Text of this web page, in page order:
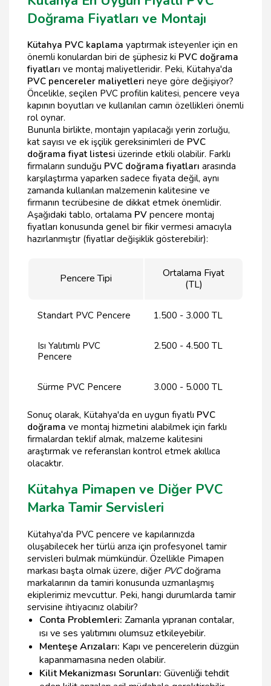
Doğrama Fiyatları ve Montajı
Kütahya PVC kaplama yaptırmak isteyenler için en
önemli konulardan biri de şüphesiz ki PVC doğrama
fiyatları ve montaj maliyetleridir. Peki, Kütahya'da
PVC pencereler maliyetleri neye göre değişiyor?
Öncelikle, seçilen PVC profilin kalitesi, pencere veya
kapının boyutları ve kullanılan camın özellikleri önemli
rol oynar.
Bununla birlikte, montajın yapılacağı yerin zorluğu,
kat sayısı ve ek işçilik gereksinimleri de PVC
doğrama fiyat listesi üzerinde etkili olabilir. Farklı
firmaların sunduğu PVC doğrama fiyatları arasında
karşılaştırma yaparken sadece fiyata değil, aynı
zamanda kullanılan malzemenin kalitesine ve
firmanın tecrübesine de dikkat etmek önemlidir.
Aşağıdaki tablo, ortalama PV pencere montaj
fiyatları konusunda genel bir fikir vermesi amacıyla
hazırlanmıştır (fiyatlar değişiklik gösterebilir):
Pencere Tipi
Ortalama Fiyat
(TL)
Standart PVC Pencere 1.500 - 3.000 TL
Isı Yalıtımlı PVC
Pencere
2.500 - 4.500 TL
Sürme PVC Pencere 3.000 - 5.000 TL
Sonuç olarak, Kütahya'da en uygun fiyatlı PVC
doğrama ve montaj hizmetini alabilmek için farklı
firmalardan teklif almak, malzeme kalitesini
araştırmak ve referansları kontrol etmek akıllıca
olacaktır.
Kütahya Pimapen ve Diğer PVC
Marka Tamir Servisleri
Kütahya'da PVC pencere ve kapılarınızda
oluşabilecek her türlü arıza için profesyonel tamir
servisleri bulmak mümkündür. Özellikle Pimapen
markası başta olmak üzere, diğer PVCdoğrama
markalarının da tamiri konusunda uzmanlaşmış
ekiplerimiz mevcuttur. Peki, hangi durumlarda tamir
servisine ihtiyacınız olabilir?
Conta Problemleri: Zamanla yıpranan contalar,
ısı ve ses yalıtımını olumsuz etkileyebilir.
Menteşe Arızaları: Kapı ve pencerelerin düzgün
kapanmamasına neden olabilir.
Kilit Mekanizması Sorunları: Güvenliği tehdit